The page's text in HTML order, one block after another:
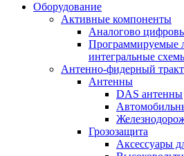
Оборудование
Активные компоненты
Аналогово
Программируемые
интегральные
Антенно-фидерный тракт
Антенны
DAS антенны
Грозозащита
Аксессуары